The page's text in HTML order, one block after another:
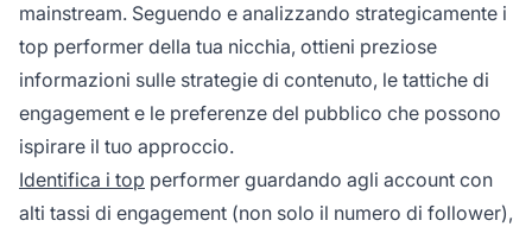
mainstream. Seguendo e analizzando strategicamente i
top performer della tua nicchia, ottieni preziose
informazioni sulle strategie di contenuto, le tattiche di
engagement e le preferenze del pubblico che possono
ispirare il tuo approccio.
Identifica i top performer guardando agli account con
alti tassi di engagement (non solo il numero di follower),